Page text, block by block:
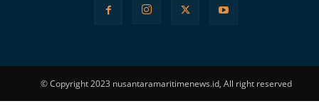
© Copyright 2023 nusantaramaritimenews.id, All right reserved